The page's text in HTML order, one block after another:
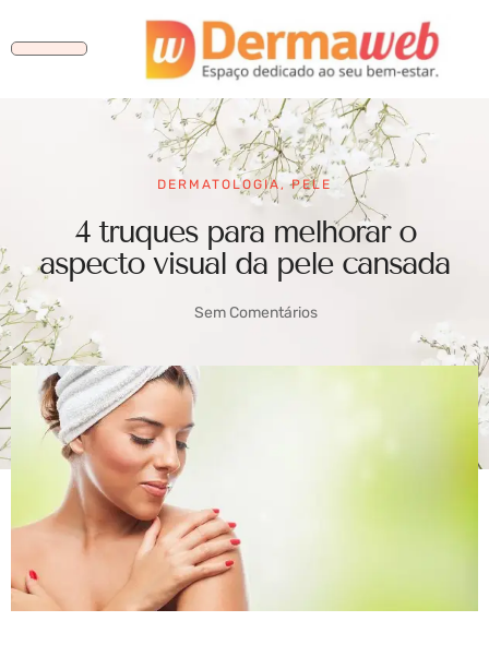
DERMATOLOGIA,PELE
4 truques para melhorar o
aspecto visual da pele cansada
Sem Comentários